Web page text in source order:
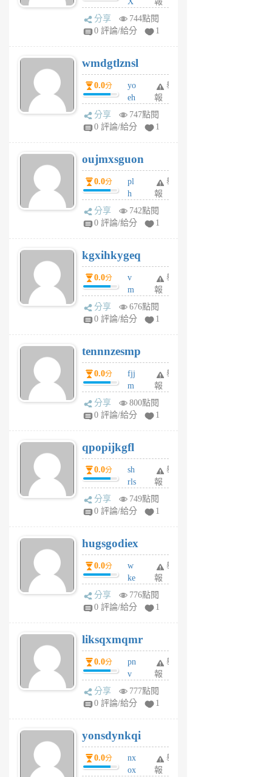
Pe
Jc
R
P
m
v
A
V
個
月
前
分享
744點閱
0 評論/給分
1
wmdgtlznsl
0.0分
yo
eh
ld
gy
個
月
前
舉
報
分享
747點閱
0 評論/給分
1
oujmxsguon
0.0分
pl
h
wi
w
6
個
月
前
舉
報
分享
742點閱
0 評論/給分
1
kgxihkygeq
0.0分
v
m
sg
sr
6
個
月
前
舉
報
分享
676點閱
0 評論/給分
1
tennnzesmp
0.0分
fjj
m
w
rs
6
個
月
前
舉
報
分享
800點閱
0 評論/給分
1
qpopijkgfl
0.0分
sh
rls
k
m
6
個
月
前
舉
報
分享
749點閱
0 評論/給分
1
hugsgodiex
0.0分
w
ke
rv
pj
6
個
月
前
舉
報
分享
776點閱
0 評論/給分
1
liksqxmqmr
0.0分
pn
v
wt
sv
6
個
月
前
舉
報
分享
777點閱
0 評論/給分
1
yonsdynkqi
0.0分
nx
ox
舉
報